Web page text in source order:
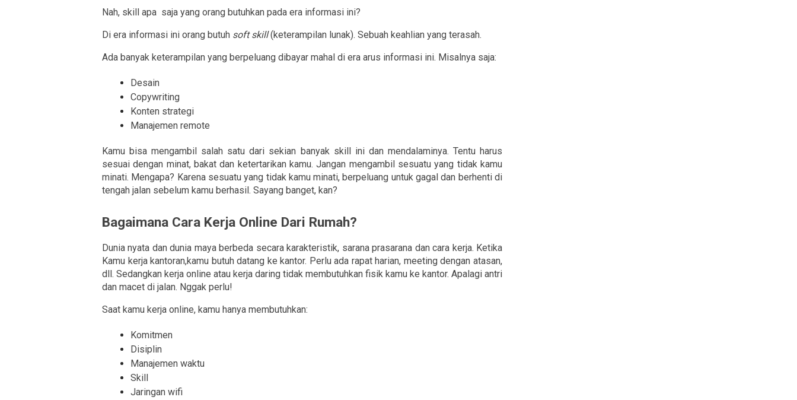
Nah, skill apa  saja yang orang butuhkan pada era informasi ini?
Di era informasi ini orang butuh soft skill (keterampilan lunak). Sebuah keahlian yang terasah.
Ada banyak keterampilan yang berpeluang dibayar mahal di era arus informasi ini. Misalnya saja:
Desain
Copywriting
Konten strategi
Manajemen remote
Kamu bisa mengambil salah satu dari sekian banyak skill ini dan mendalaminya. Tentu harus
sesuai dengan minat, bakat dan ketertarikan kamu. Jangan mengambil sesuatu yang tidak kamu
minati. Mengapa? Karena sesuatu yang tidak kamu minati, berpeluang untuk gagal dan berhenti di
tengah jalan sebelum kamu berhasil. Sayang banget, kan?
Bagaimana Cara Kerja Online Dari Rumah?
Dunia nyata dan dunia maya berbeda secara karakteristik, sarana prasarana dan cara kerja. Ketika
Kamu kerja kantoran,kamu butuh datang ke kantor. Perlu ada rapat harian, meeting dengan atasan,
dll. Sedangkan kerja online atau kerja daring tidak membutuhkan fisik kamu ke kantor. Apalagi antri
dan macet di jalan. Nggak perlu!
Saat kamu kerja online, kamu hanya membutuhkan:
Komitmen
Disiplin
Manajemen waktu
Skill
Jaringan wifi